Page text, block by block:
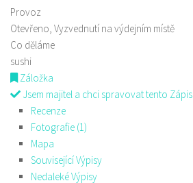
Provoz
Otevřeno, Vyzvednutí na výdejním místě
Co děláme
sushi
Záložka
Jsem majitel a chci spravovat tento Zápis
Recenze
Fotografie (1)
Mapa
Související Výpisy
Nedaleké Výpisy